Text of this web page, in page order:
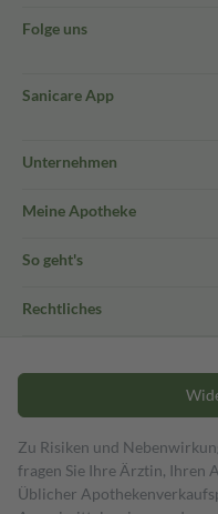
Folge uns
Sanicare App
Unternehmen
Meine Apotheke
So geht's
Rechtliches
Zu Risiken und
fragen Sie Ihre Ärztin, Ihren
Üblicher